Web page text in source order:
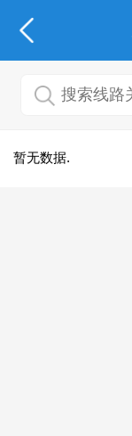
暂无数据.